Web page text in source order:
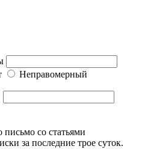
Неправомерный
письмо со статьями
за последние трое суток.